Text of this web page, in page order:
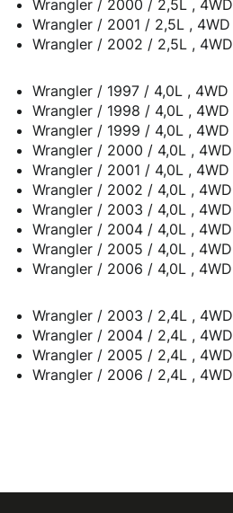
Wrangler / 2000 / 2,5L , 4WD
Wrangler / 2001 / 2,5L , 4WD
Wrangler / 2002 / 2,5L , 4WD
Wrangler / 1997 / 4,0L , 4WD
Wrangler / 1998 / 4,0L , 4WD
Wrangler / 1999 / 4,0L , 4WD
Wrangler / 2000 / 4,0L , 4WD
Wrangler / 2001 / 4,0L , 4WD
Wrangler / 2002 / 4,0L , 4WD
Wrangler / 2003 / 4,0L , 4WD
Wrangler / 2004 / 4,0L , 4WD
Wrangler / 2005 / 4,0L , 4WD
Wrangler / 2006 / 4,0L , 4WD
Wrangler / 2003 / 2,4L , 4WD
Wrangler / 2004 / 2,4L , 4WD
Wrangler / 2005 / 2,4L , 4WD
Wrangler / 2006 / 2,4L , 4WD